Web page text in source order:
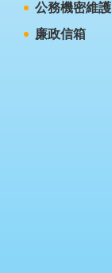
公務機密維護
廉政信箱